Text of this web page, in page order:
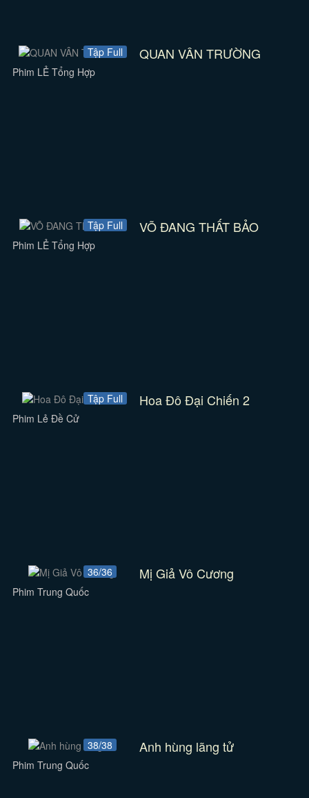
Tập Full QUAN VÂN TRƯỜNG
Phim LẺ Tổng Hợp
Tập Full VÕ ĐANG THẤT BẢO
Phim LẺ Tổng Hợp
Tập Full Hoa Đô Đại Chiến 2
Phim Lẻ Đề Cử
36/36 Mị Giả Vô Cương
Phim Trung Quốc
38/38 Anh hùng lãng tử
Phim Trung Quốc